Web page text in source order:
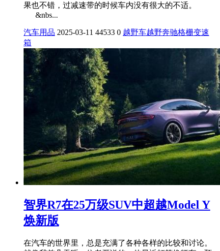
果也不错，过减速带的时候车内没有很大的不适。
&nbs...
汽车用品 2025-03-11 44533 0 越野车越野奔驰格栅变速
箱
智界R7在25万级SUV中超越Model Y
焕新版
在汽车的世界里，总是充满了各种各样的比较和讨论。